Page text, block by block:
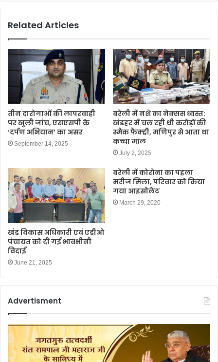
Related Articles
तीन दारोगाओं की लापरवाही
पर खुली जांच, एसएसपी के
‘दर्पण अभियान’ का असर
September 14, 2025
बरेली में नशे का नेक्सस ध्वस्त:
खंडहर में चल रही थी करोड़ों की
स्मैक फैक्ट्री, मणिपुर से आता था
कच्चा माल
July 2, 2025
खंड विकास अधिकारी एवं एडीओ
पंचायत को दी गई भावभीनी
विदाई
June 21, 2025
बरेली में कोरोना का पहला
मरीज मिला, परिवार को किया
गया आइसोलेट
March 29, 2020
Advertisment